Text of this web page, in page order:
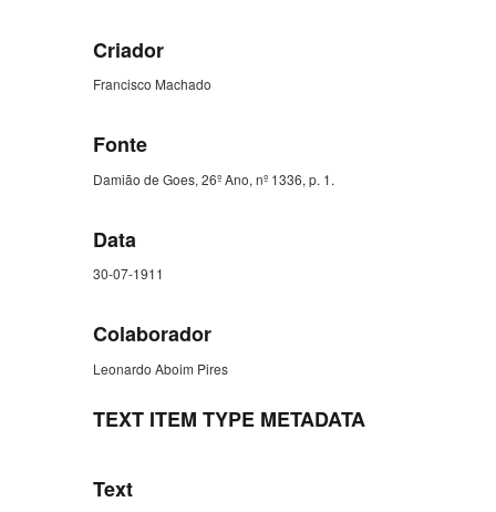
Criador
Francisco Machado
Fonte
Damião de Goes, 26º Ano, nº 1336, p. 1.
Data
30-07-1911
Colaborador
Leonardo Aboim Pires
TEXT ITEM TYPE METADATA
Text